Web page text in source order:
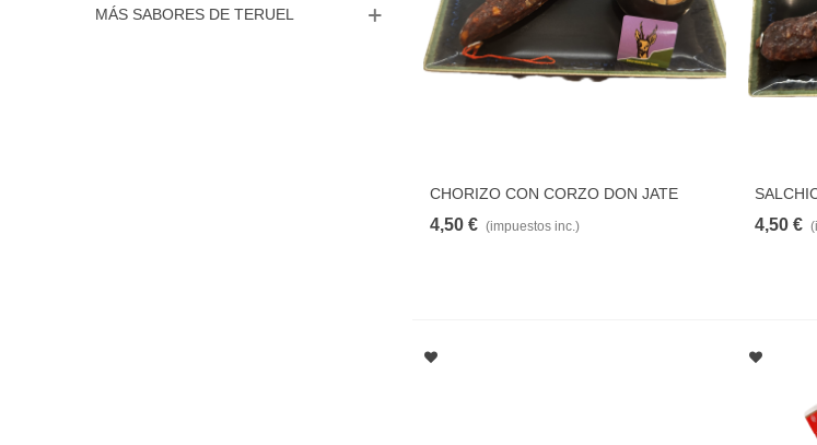
MÁS SABORES DE TERUEL
AÑADIR PARA COMPARAR
CHORIZO CON CORZO DON JATE
4,50 € (impuestos inc.) 4,50 €